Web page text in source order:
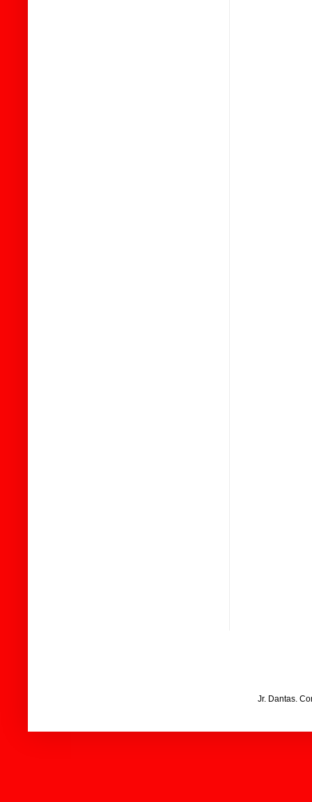
Jr. Dantas.